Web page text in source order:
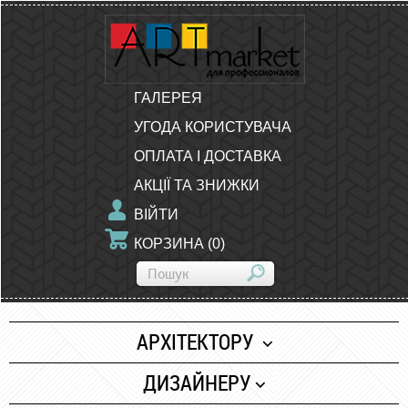
ГАЛЕРЕЯ
УГОДА КОРИСТУВАЧА
ОПЛАТА І ДОСТАВКА
АКЦІЇ ТА ЗНИЖКИ
ВІЙТИ
КОРЗИНА (0)
АРХІТЕКТОРУ
Папір
ДИЗАЙНЕРУ